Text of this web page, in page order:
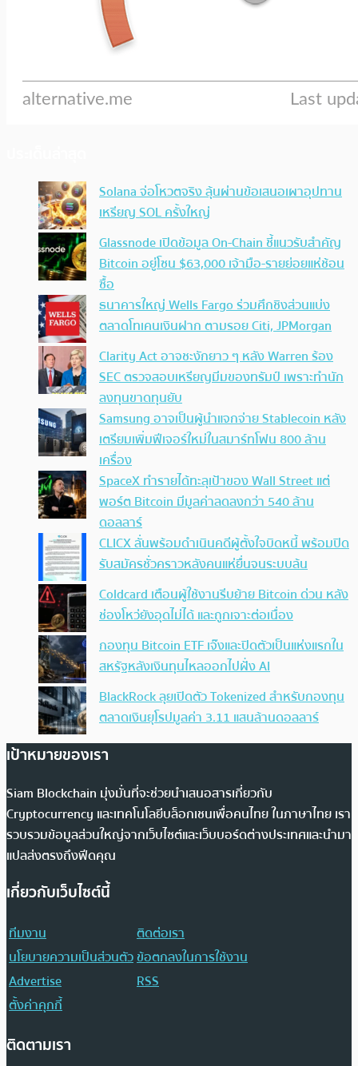
Solana จ่อโหวตจริง ลุ้นผ่านข้อเสนอเผาอุปทาน
เหรียญ SOL ครั้งใหญ่
Glassnode เปิดข้อมูล On-Chain ชี้แนวรับสำคัญ
Bitcoin อยู่โซน $63,000 เจ้ามือ-รายย่อยแห่ช้อน
ซื้อ
ธนาคารใหญ่ Wells Fargo ร่วมศึกชิงส่วนแบ่ง
ตลาดโทเคนเงินฝาก ตามรอย Citi, JPMorgan
Clarity Act อาจชะงักยาว ๆ หลัง Warren ร้อง
SEC ตรวจสอบเหรียญมีมของทรัมป์ เพราะทำนัก
ลงทุนขาดทุนยับ
Samsung อาจเป็นผู้นำแจกจ่าย Stablecoin หลัง
เตรียมเพิ่มฟีเจอร์ใหม่ในสมาร์ทโฟน 800 ล้าน
เครื่อง
SpaceX ทำรายได้ทะลุเป้าของ Wall Street แต่
พอร์ต Bitcoin มีมูลค่าลดลงกว่า 540 ล้าน
ดอลลาร์
CLICX ลั่นพร้อมดำเนินคดีผู้ตั้งใจบิดหนี้ พร้อมปิด
รับสมัครชั่วคราวหลังคนแห่ยื่นจนระบบล้น
Coldcard เตือนผู้ใช้งานรีบย้าย Bitcoin ด่วน หลัง
ช่องโหว่ยังอุดไม่ได้ และถูกเจาะต่อเนื่อง
กองทุน Bitcoin ETF เจ๊งและปิดตัวเป็นแห่งแรกใน
สหรัฐหลังเงินทุนไหลออกไปฝั่ง AI
BlackRock ลุยเปิดตัว Tokenized สำหรับกองทุน
ตลาดเงินยุโรปมูลค่า 3.11 แสนล้านดอลลาร์
เป้าหมายของเรา
Siam Blockchain มุ่งมั่นที่จะช่วยนำเสนอสารเกี่ยวกับ
Cryptocurrency และเทคโนโลยีบล็อกเชนเพื่อคนไทย ในภาษาไทย เรา
รวบรวมข้อมูลส่วนใหญ่จากเว็บไซต์และเว็บบอร์ดต่างประเทศและนำมา
แปลส่งตรงถึงฟีดคุณ
เกี่ยวกับเว็บไซต์นี้
ทีมงาน
ติดต่อเรา
นโยบายความเป็นส่วนตัวข้อตกลงในการใช้งาน
Advertise
RSS
ตั้งค่าคุกกี้
ติดตามเรา